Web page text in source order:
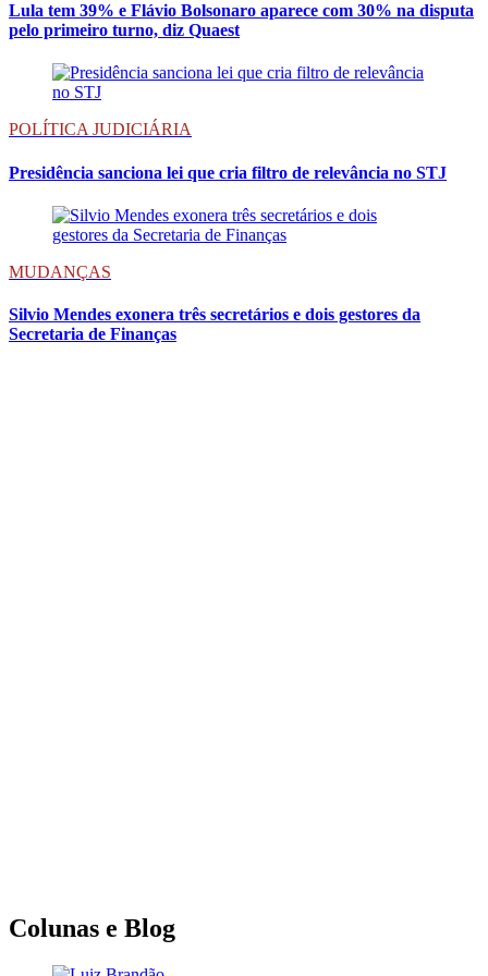
Lula tem 39% e Flávio Bolsonaro aparece com 30% na disputa
pelo primeiro turno, diz Quaest
POLÍTICA JUDICIÁRIA
Presidência sanciona lei que cria filtro de relevância no STJ
MUDANÇAS
Silvio Mendes exonera três secretários e dois gestores da
Secretaria de Finanças
Colunas e Blog